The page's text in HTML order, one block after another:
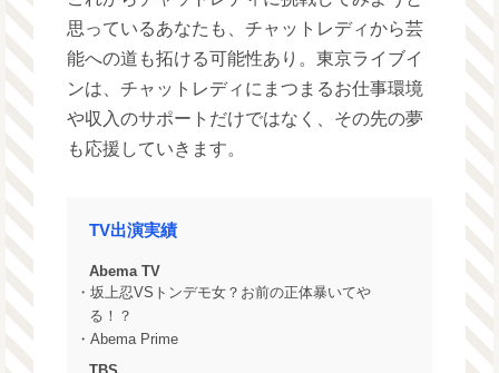
思っているあなたも、チャットレディから芸
能への道も拓ける可能性あり。東京ライブイ
ンは、チャットレディにまつまるお仕事環境
や収入のサポートだけではなく、その先の夢
も応援していきます。
TV出演実績
Abema TV
・坂上忍VSトンデモ女？お前の正体暴いてや
る！？
・Abema Prime